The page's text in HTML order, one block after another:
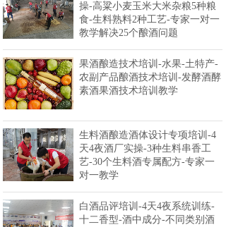
操-高粱小麦玉米大米杂粮5种粮
食-生料熟料2种工艺-专家一对一
教学解决25个酿酒问题
果酒酿造技术培训-水果-土特产-
农副产品酿酒技术培训-发酵酒酵
素酒果酒技术培训教学
生料酒酿造酒体设计专项培训-4
天4夜酒厂实操-3种生料串香工
艺-30个生料酒专属配方-专家一
对一教学
白酒品评培训-4天4夜系统训练-
十二香型-酒中成分-不同类别酒